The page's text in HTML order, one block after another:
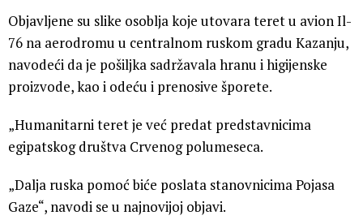
Objavljene su slike osoblja koje utovara teret u avion Il-
76 na aerodromu u centralnom ruskom gradu Kazanju,
navodeći da je pošiljka sadržavala hranu i higijenske
proizvode, kao i odeću i prenosive šporete.
„Humanitarni teret je već predat predstavnicima
egipatskog društva Crvenog polumeseca.
„Dalja ruska pomoć biće poslata stanovnicima Pojasa
Gaze“, navodi se u najnovijoj objavi.